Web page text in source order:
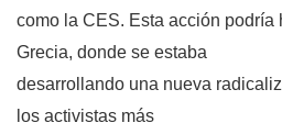
como la CES. Esta acción podría
Grecia, donde se estaba
desarrollando una nueva
los activistas más